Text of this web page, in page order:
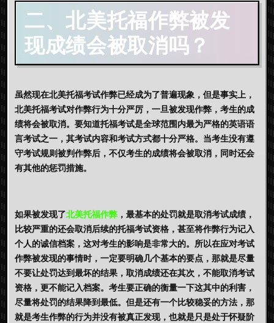
二、北美托福作弊被发
现成绩会被取消吗？
虽然现在北美托福考试作弊已经成为了普遍现象，但是事实上，
北美托福考试对作弊行为十分严厉，一旦被发现作弊，考生的成
绩将会被取消。要知道托福考试是全球范围内最为严格的英语语
言考试之一，其考试内容和考试方式都十分严格。当考生没有遵
守考试规则被判作弊后，不仅考生的成绩将会被取消，同时还会
有其他的惩罚措施。
如果被发现了北美托福作弊 ，最基本的处罚就是取消考试成绩，
比较严重的还会取消后续的托福考试资格，甚至将作弊行为记入
个人的诚信档案，这对考生的影响是非常大的。所以在应对考试
作弊被发现的事情时，一定要明确几个基本的要点，那就是尽量
不要让处罚达到最坏的结果，取消成绩还在其次，不能取消考试
资格，更不能记入档案。考生要正确的衡量一下这其中的利害，
尽量将处罚的结果降到最低。但是还有一个比较稳妥的方法，那
就是考生作弊的行为并没有被真正发现，也就是只是处于怀疑阶